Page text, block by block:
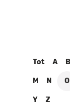
Tot A B
M N O
Y Z